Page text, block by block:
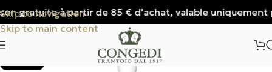
Skip to navigation
Skip to main content
gratuite à partir de 85 € d'achat, valable uniquement